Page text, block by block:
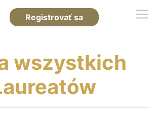
Registrovať sa
wszystkich